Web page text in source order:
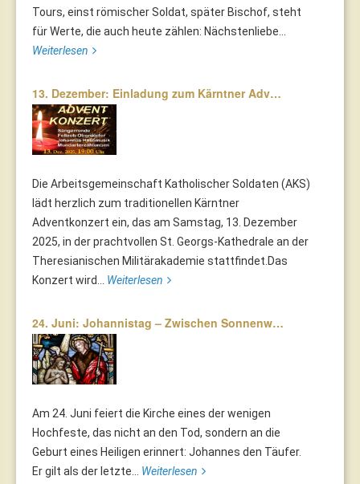
Tours, einst römischer Soldat, später Bischof, steht
für Werte, die auch heute zählen: Nächstenliebe...
Weiterlesen
13. Dezember: Einladung zum Kärntner Adv…
Die Arbeitsgemeinschaft Katholischer Soldaten (AKS)
lädt herzlich zum traditionellen Kärntner
Adventkonzert ein, das am Samstag, 13. Dezember
2025, in der prachtvollen St. Georgs-Kathedrale an der
Theresianischen Militärakademie stattfindet.Das
Konzert wird... Weiterlesen
24. Juni: Johannistag – Zwischen Sonnenw…
Am 24. Juni feiert die Kirche eines der wenigen
Hochfeste, das nicht an den Tod, sondern an die
Geburt eines Heiligen erinnert: Johannes den Täufer.
Er gilt als der letzte... Weiterlesen